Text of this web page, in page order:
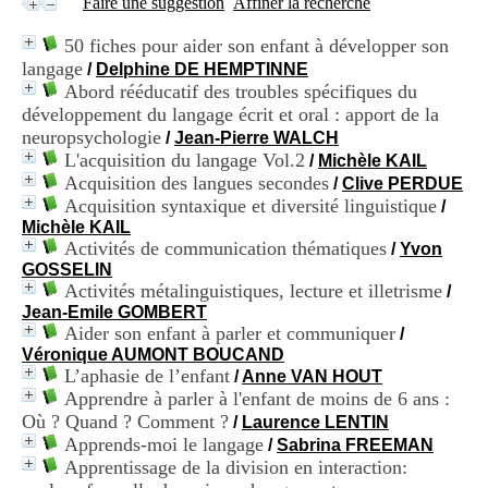
50 fiches pour aider son enfant à développer son
langage / Delphine DE HEMPTINNE
Abord rééducatif des troubles spécifiques du
développement du langage écrit et oral : apport de la
neuropsychologie /Jean-Pierre WALCH
L'acquisition du langage Vol.2 / Michèle KAIL
Acquisition des langues secondes /Clive PERDUE
Acquisition syntaxique et diversité linguistique /
Michèle KAIL
Activités de communication thématiques /Yvon
GOSSELIN
Activités métalinguistiques, lecture et illetrisme /
Jean-Emile GOMBERT
Aider son enfant à parler et communiquer /
Véronique AUMONT BOUCAND
L’aphasie de l’enfant /Anne VAN HOUT
Apprendre à parler à l'enfant de moins de 6 ans :
Où ? Quand ? Comment ? / Laurence LENTIN
Apprends-moi le langage /Sabrina FREEMAN
Apprentissage de la division en interaction:
i
n
d
u
C
R
A
R
h
ô
e
A
l
p
e
s
C
e
n
t
e